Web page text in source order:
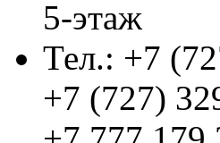
5-этаж
Тел.: +7
+7 (727)